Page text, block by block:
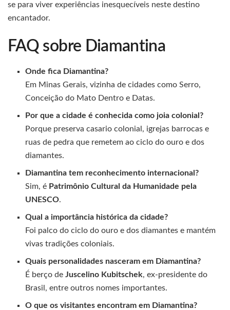
se para viver experiências inesquecíveis neste destino
encantador.
FAQ sobre Diamantina
Onde fica Diamantina?
Em Minas Gerais, vizinha de cidades como Serro,
Conceição do Mato Dentro e Datas.
Por que a cidade é conhecida como joia colonial?
Porque preserva casario colonial, igrejas barrocas e
ruas de pedra que remetem ao ciclo do ouro e dos
diamantes.
Diamantina tem reconhecimento internacional?
Sim, é Patrimônio Cultural da Humanidade pela
UNESCO.
Qual a importância histórica da cidade?
Foi palco do ciclo do ouro e dos diamantes e mantém
vivas tradições coloniais.
Quais personalidades nasceram em Diamantina?
É berço deJuscelino Kubitschek, ex-presidente do
Brasil, entre outros nomes importantes.
O que os visitantes encontram em Diamantina?